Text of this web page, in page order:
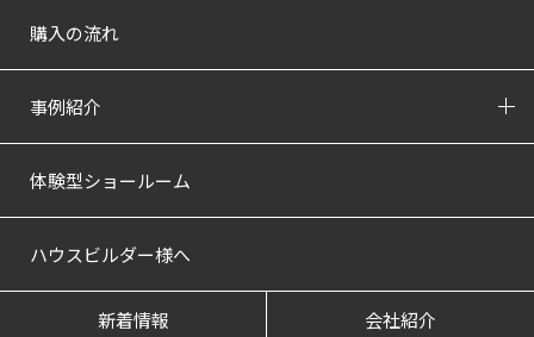
購入の流れ
事例紹介
体験型ショールーム
ハウスビルダー様へ
新着情報 会社紹介